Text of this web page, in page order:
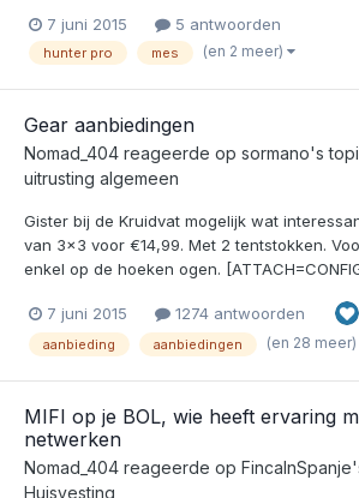
7 juni 2015 5 antwoorden
hunter pro mes (en 2 meer)
Gear aanbiedingen
Nomad_404 reageerde op sormano's
uitrusting algemeen
Gister bij de Kruidvat mogelijk wat
van 3x3 voor €14,99. Met 2 tentstokken.
enkel op de hoeken ogen.
7 juni 2015 1274 antwoorden
aanbieding aanbiedingen (en 28 meer)
MIFI op je BOL, wie heeft ervaring
netwerken
Nomad_404 reageerde op FincaInSpanje
Huisvesting